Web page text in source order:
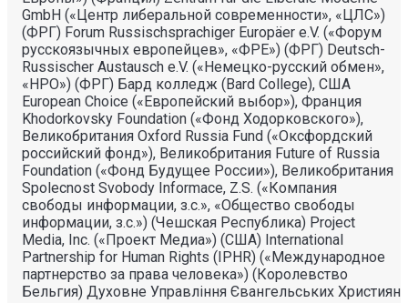
GmbH («Центр либеральной современности», «ЦЛС»)
(ФРГ) Forum Russischsprachiger Europäer e.V. («Форум
русскоязычных европейцев», «ФРЕ») (ФРГ) Deutsch-
Russischer Austausch e.V. («Немецко-русский обмен»,
«НРО») (ФРГ) Бард колледж (Bard College), США
European Choice («Европейский выбор»), Франция
Khodorkovsky Foundation («Фонд Ходорковского»),
Великобритания Oxford Russia Fund («Оксфордский
российский фонд»), Великобритания Future of Russia
Foundation («Фонд Будущее России»), Великобритания
Spolecnost Svobody Informace, Z.S. («Компания
свободы информации, з.с.», «Общество свободы
информации, з.с.») (Чешская Республика) Project
Media, Inc. («Проект Медиа») (США) International
Partnership for Human Rights (IPHR) («Международное
партнерство за права человека») (Королевство
Бельгия) Духовне Управлiння Євангельських Християн